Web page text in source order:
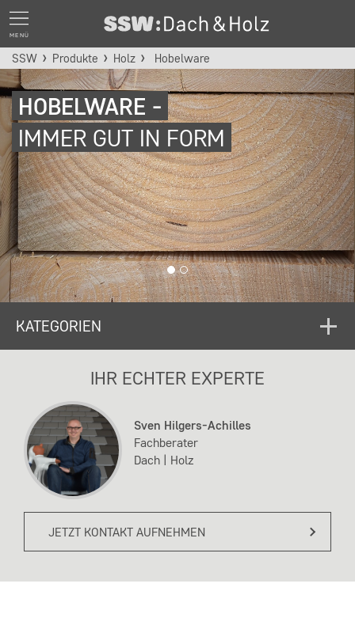
MENÜ
SSW Produkte Holz Hobelware
HOBELWARE -
IMMER GUT IN FORM
KATEGORIEN
IHR ECHTER EXPERTE
Sven Hilgers-Achilles
Fachberater
Dach | Holz
JETZT KONTAKT AUFNEHMEN